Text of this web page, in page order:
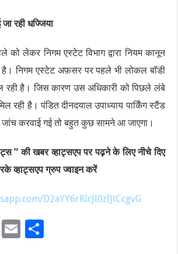
रही धज्जिया
को लेकर निगम एस्टेट विभाग द्वारा नियम कानून
है। निगम एस्टेट अफ़सर पर पहले भी लोकल बॉडी
रही है। जिस कारण उस अधिकारी को पिछले लंबे
रही है। पंडित दीनदयाल उपाध्याय पार्किंग स्टैंड
करवाई गई तो बहुत कुछ सामने आ जाएगा।
” की खबर व्हाट्सएप पर पढ़ने के लिए नीचे दिए
व्हाट्सएप ग्रुप ज्वाइन करें
D2aYY6rRIcJI0zIJlCcgvG
X
E